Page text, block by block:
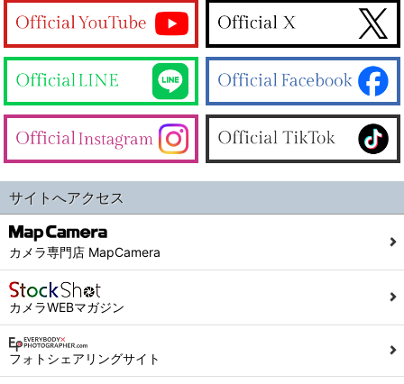
サイトへアクセス
カメラ専門店 MapCamera
カメラWEBマガジン
フォトシェアリングサイト